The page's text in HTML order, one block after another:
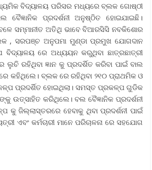
ବିଦ୍ୟାଳୟ ପରିସର ମଧ୍ୟରେ ବ୍ଲକ ଗୋଷ୍ଠୀ
ପ୍ରଦର୍ଶନୀ ଅନୁଷ୍ଠିତ ହୋଇଯାଇଛି।
ସମ୍ମାନୀତ ଅତିଥି ଭାବେ ବିଆରସିସି ନବକିଶୋର
, ସରପଞ୍ଚ ଅନୁପମା ମୁଣ୍ଡା ପ୍ରମୁଖ ଯୋଗଦାନ
ରେ ଅଧ୍ୟୟନ କରୁଥିବା ଛାତ୍ରଛାତ୍ରୀ
ରହିଥିବା ଜ୍ଞାନ କୁ ପ୍ରଦର୍ଶିତ କରିବା ପାଇଁ ବାଲ
କହିଥିଲେ। ବ୍ଲକ ରେ ରହିଥିବା ୨୧୦ ପ୍ରାଥମିକ ଓ
ପ୍ରଦର୍ଶିତ ହୋଇଥିଲା। ସମସ୍ତ ପ୍ରକଳ୍ପ ଗୁଡିକ
ଉତ୍ସାହିତ କରିଥିଲେ। ବଲ ବୈଜ୍ଞାନିକ ପ୍ରଦର୍ଶନୀ
ଜିଲ୍ଲାସ୍ତରରେ ହେବାକୁ ଥିବା ପ୍ରଦର୍ଶନୀ ପାଇଁ
ଏବଂ କର୍ମଚାରୀ ମାନେ ପରିଚାଳନା ରେ ସହଯୋଗ